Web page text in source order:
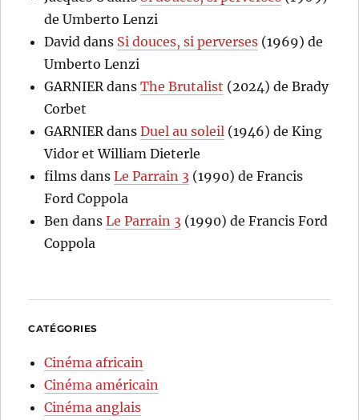
de Umberto Lenzi
David dans Si douces, si perverses (1969) de
Umberto Lenzi
GARNIER dansThe Brutalist (2024) de Brady
Corbet
GARNIER dansDuel au soleil (1946) de King
Vidor et William Dieterle
films dansLe Parrain 3 (1990) de Francis
Ford Coppola
Ben dansLe Parrain 3 (1990) de Francis Ford
Coppola
CATÉGORIES
Cinéma africain
Cinéma américain
Cinéma anglais